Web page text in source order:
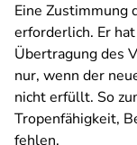
Eine Zustimmung
erforderlich. Er
Übertragung des
nur, wenn der
nicht erfüllt. So
Tropenfähigkeit,
fehlen.